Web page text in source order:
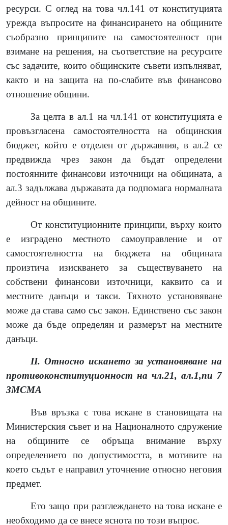
ресурси. С оглед на това чл.141 от конституцията
урежда въпросите на финансирането на общините
съобразно принципите на самостоятелност при
взимане на решения, на съответствие на ресурсите
със задачите, които общинските съвети изпълняват,
както и на защита на по-слабите във финансово
отношение общини.
За целта в ал.1 на чл.141 от конституцията е
провъзгласена самостоятелността на общинския
бюджет, който е отделен от държавния, в ал.2 се
предвижда чрез закон да бъдат определени
постоянните финансови източници на общината, а
ал.3 задължава държавата да подпомага нормалната
дейност на общините.
От конституционните принципи, върху които
е изградено местното самоуправление и от
самостоятелността на бюджета на общината
произтича изискването за съществуването на
собствени финансови източници, каквито са и
местните данъци и такси. Тяхното установяване
може да става само със закон. Единствено със закон
може да бъде определян и размерът на местните
данъци.
II. Относно искането за установяване на
противоконституционност на чл.21, ал.1,пи 7
ЗМСМА
Във връзка с това искане в становищата на
Министерския съвет и на Националното сдружение
на общините се обръща внимание върху
определението по допустимостта, в мотивите на
което съдът е направил уточнение относно неговия
предмет.
Ето защо при разглеждането на това искане е
необходимо да се внесе яснота по този въпрос.